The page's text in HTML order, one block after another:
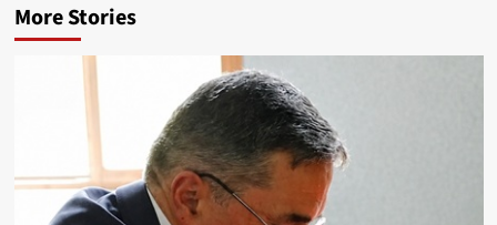
More Stories